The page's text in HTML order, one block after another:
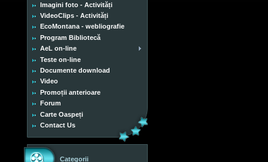
Imagini foto - Activități
VideoClips - Activități
EcoMontana - webliografie
Program Bibliotecă
AeL on-line
Teste on-line
Documente download
Video
Promoții anterioare
Forum
Carte Oaspeți
Contact Us
Categorii